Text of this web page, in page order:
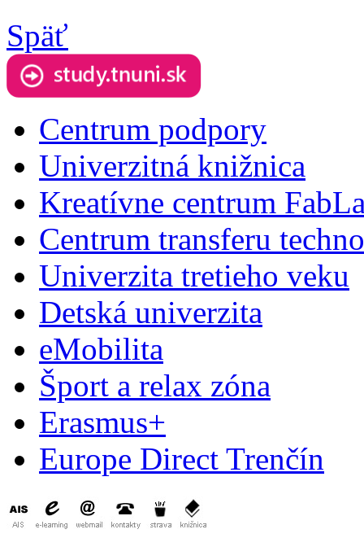
Späť
Centrum podpory
Univerzitná knižnica
Kreatívne centrum
Centrum transferu
Univerzita tretieho veku
Detská univerzita
eMobilita
Šport a relax zóna
Erasmus+
Europe Direct Trenčín